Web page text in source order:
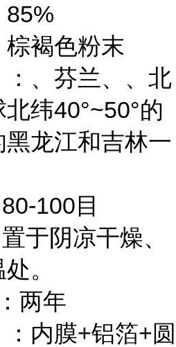
85%
棕褐色粉末
：、芬兰、、北
纬40°~50°的
龙江和吉林一
100目
于阴凉干燥、
。
两年
：内膜+铝箔+圆